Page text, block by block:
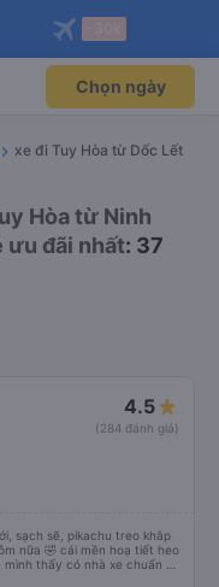
Mở app
bay qua
Mở app
Chọn ngày
xe đi Tuy Hòa từ Dốc Lết
Hòa từ Ninh
ưu đãi nhất: 37
4.5
(284 đánh giá)
sạch sẽ, pikachu treo khắp
nữa 🤣 cái mền hoạ tiết heo
thấy có nhà xe chuẩn bị
được nv dẫn tới tận nơi để